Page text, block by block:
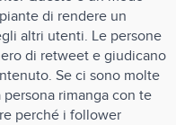
di rendere un
altri utenti. Le persone
di retweet e giudicano
Se ci sono molte
rimanga con te
perché i follower